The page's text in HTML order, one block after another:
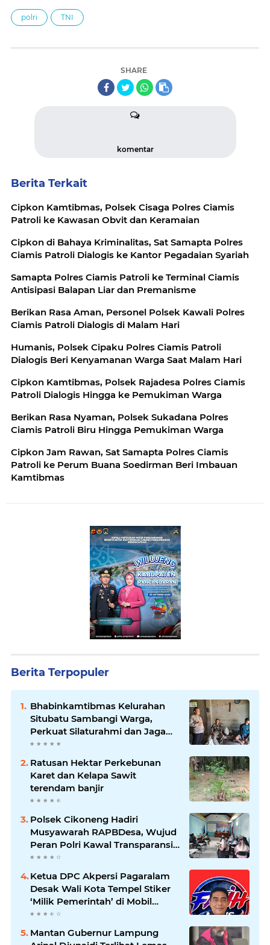
polri TNI
SHARE
komentar
Berita Terkait
Cipkon Kamtibmas, Polsek Cisaga Polres Ciamis
Patroli ke Kawasan Obvit dan Keramaian
Cipkon di Bahaya Kriminalitas, Sat Samapta Polres
Ciamis Patroli Dialogis ke Kantor Pegadaian Syariah
Samapta Polres Ciamis Patroli ke Terminal Ciamis
Antisipasi Balapan Liar dan Premanisme
Berikan Rasa Aman, Personel Polsek Kawali Polres
Ciamis Patroli Dialogis di Malam Hari
Humanis, Polsek Cipaku Polres Ciamis Patroli
Dialogis Beri Kenyamanan Warga Saat Malam Hari
Cipkon Kamtibmas, Polsek Rajadesa Polres Ciamis
Patroli Dialogis Hingga ke Pemukiman Warga
Berikan Rasa Nyaman, Polsek Sukadana Polres
Ciamis Patroli Biru Hingga Pemukiman Warga
Cipkon Jam Rawan, Sat Samapta Polres Ciamis
Patroli ke Perum Buana Soedirman Beri Imbauan
Kamtibmas
Berita Terpopuler
Bhabinkamtibmas Kelurahan
Situbatu Sambangi Warga,
Perkuat Silaturahmi dan Jaga
Kondusivitas Wilayah
Ratusan Hektar Perkebunan
Karet dan Kelapa Sawit
terendam banjir
Polsek Cikoneng Hadiri
Musyawarah RAPBDesa, Wujud
Peran Polri Kawal Transparansi
dan Kamtibmas Desa
Sindangkasih
Ketua DPC Akpersi Pagaralam
Desak Wali Kota Tempel Stiker
‘Milik Pemerintah’ di Mobil
Dinas, Cegah Penyalahgunaan
Mantan Gubernur Lampung